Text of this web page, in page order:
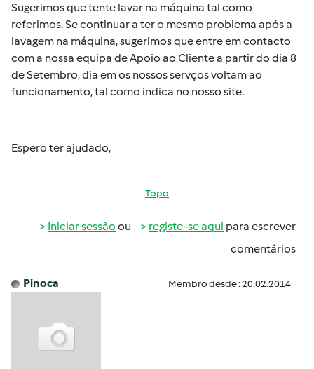
Sugerimos que tente lavar na máquina tal como
referimos. Se continuar a ter o mesmo problema após a
lavagem na máquina, sugerimos que entre em contacto
com a nossa equipa de Apoio ao Cliente a partir do dia 8
de Setembro, dia em os nossos servços voltam ao
funcionamento, tal como indica no nosso site.
Espero ter ajudado,
Topo
Iniciar sessão ou registe-se aqui para escrever
comentários
Pinoca Membro desde : 20.02.2014